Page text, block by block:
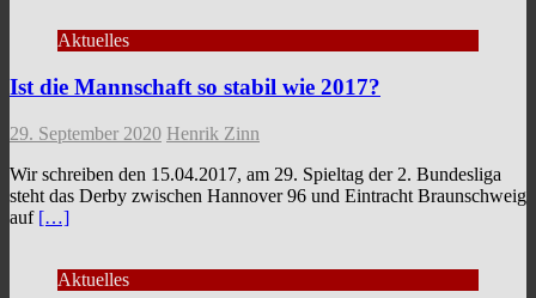
Aktuelles
Ist die Mannschaft so stabil wie 2017?
29. September 2020 Henrik Zinn
Wir schreiben den 15.04.2017, am 29. Spieltag der 2. Bundesliga
steht das Derby zwischen Hannover 96 und Eintracht Braunschweig
auf […]
Aktuelles